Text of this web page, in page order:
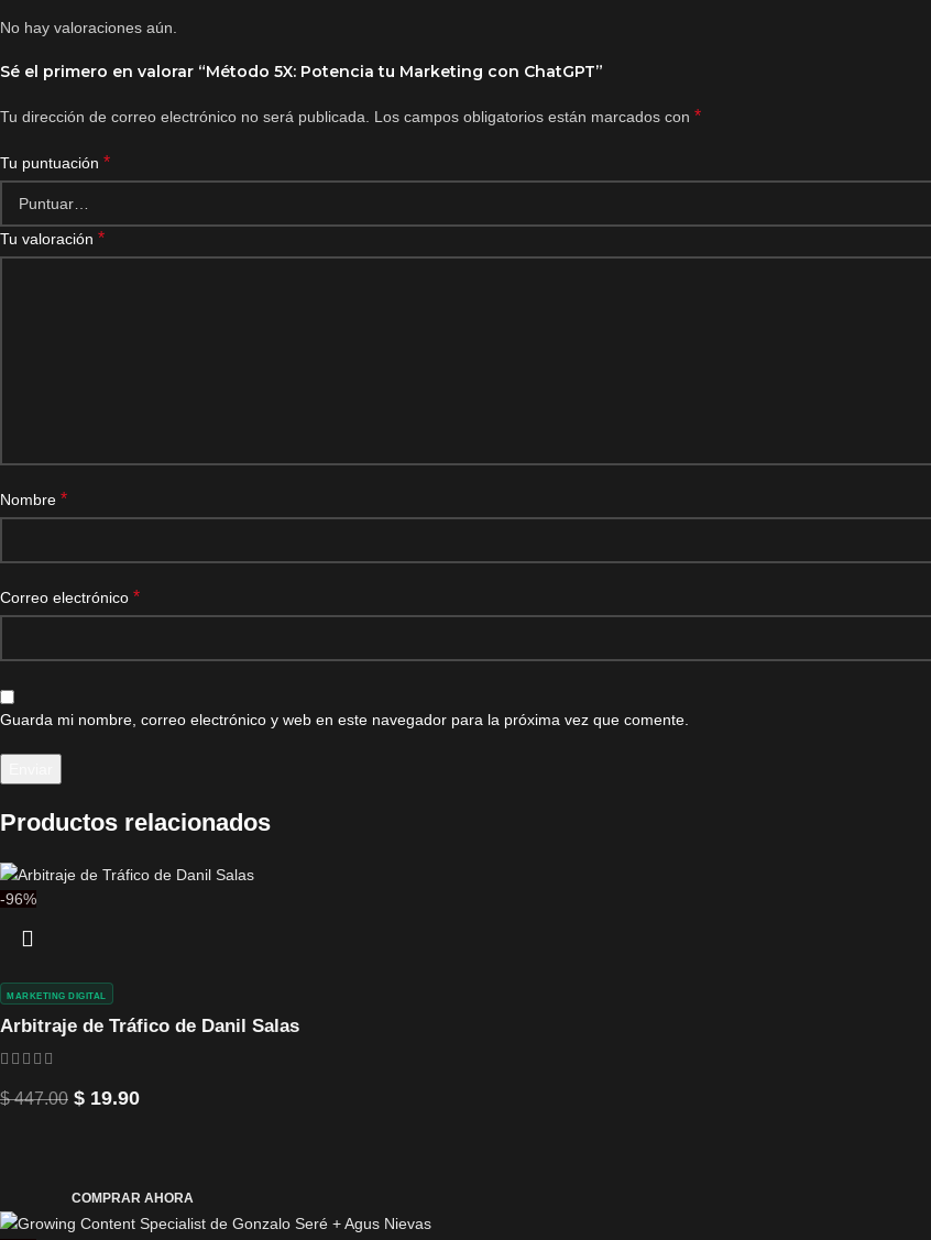
No hay valoraciones aún.
Sé el primero en valorar “Método 5X: Potencia tu Marketing con ChatGPT”
Tu dirección de correo electrónico no será publicada. Los campos obligatorios están marcados con *
Tu puntuación *
Tu valoración *
Nombre *
Correo electrónico *
Guarda mi nombre, correo electrónico y web en este navegador para la próxima vez que comente.
Productos relacionados
-96%
Arbitraje de Tráfico de Danil Salas
MARKETING DIGITAL
$447.00 $ 19.90
COMPRAR AHORA